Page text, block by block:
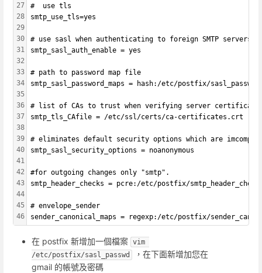
27
28
29
30
31
32
33
34
35
36
37
38
39
40
41
42
43
44
45
46
#  use tls
smtp_use_tls=yes
# use sasl when authenticating to foreign SMTP servers
smtp_sasl_auth_enable = yes
# path to password map file
smtp_sasl_password_maps = hash:/etc/postfix/sasl_passwd
# list of CAs to trust when verifying server certificate
smtp_tls_CAfile = /etc/ssl/certs/ca-certificates.crt
# eliminates default security options which are
smtp_sasl_security_options = noanonymous
#for outgoing changes only "smtp".
smtp_header_checks = pcre:/etc/postfix/
# envelope_sender
sender_canonical_maps = regexp:/etc/postfix/
在 postfix 新增加一個檔案 vim
/etc/postfix/sasl_passwd
，在下面新增加您在
gmail 的帳號及密碼